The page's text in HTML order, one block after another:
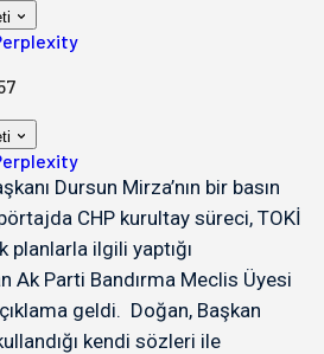
Dursun Mirza’nın bir basın
CHP kurultay süreci, TOKİ
planlarla ilgili yaptığı
Ak Parti Bandırma Meclis Üyesi
geldi. Doğan, Başkan
kendi sözleri ile